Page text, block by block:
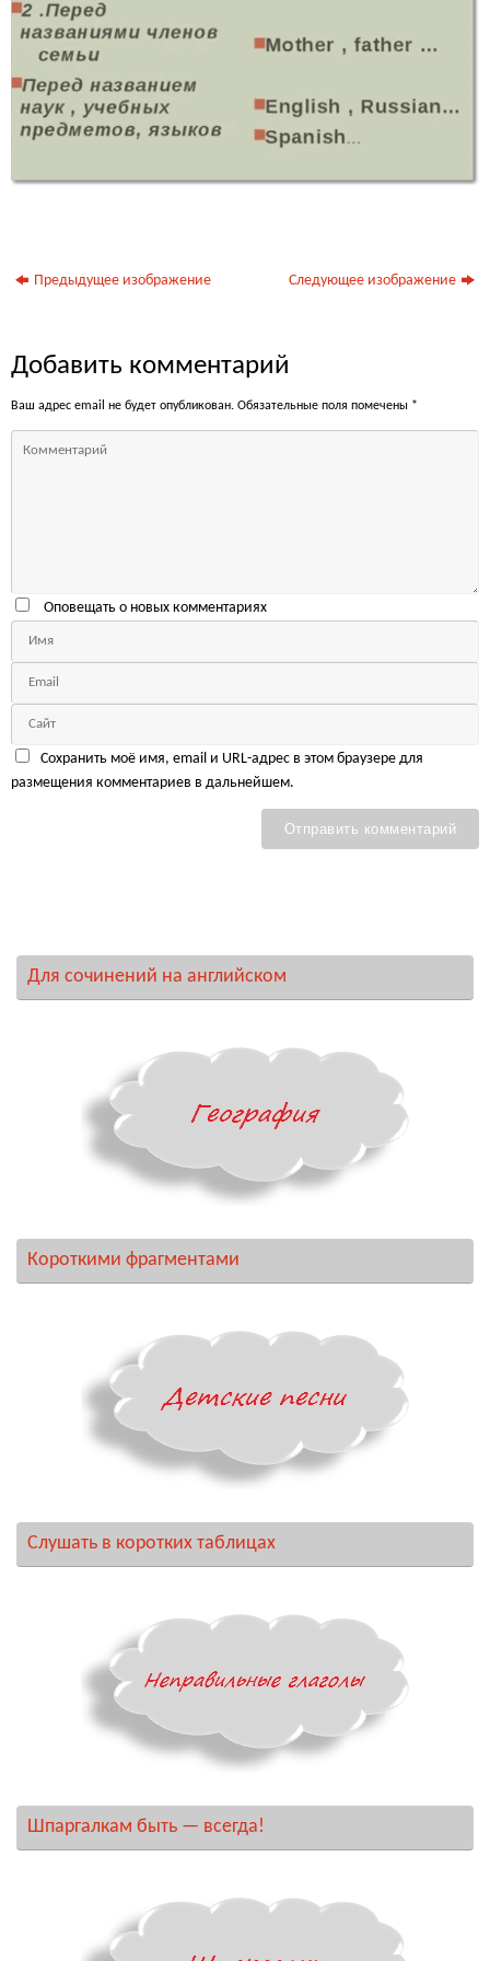
Предыдущее изображение Следующее изображение
Добавить комментарий
Ваш адрес email не будет опубликован. Обязательные поля помечены *
Оповещать о новых комментариях
Сохранить моё имя, email и URL-адрес в этом браузере для
размещения комментариев в дальнейшем.
Для сочинений на английском
Короткими фрагментами
Слушать в коротких таблицах
Шпаргалкам быть — всегда!